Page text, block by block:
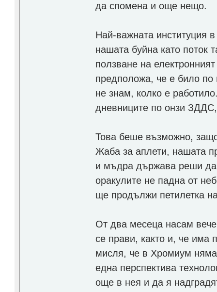
да спомена и още нещо.
Най-важната институция
нашата буйна като поток
ползване на
предположа, че е било
не знам, колко е
дневниците по онзи
Това беше възможно,
Жаба за аплети, нашата
и мъдра държава реши да
оракулите не падна от
ще продължи петилетка
От два месеца насам
се прави, както и, че има
мисля, че в Хромиум
една перспектива
още в нея и да я